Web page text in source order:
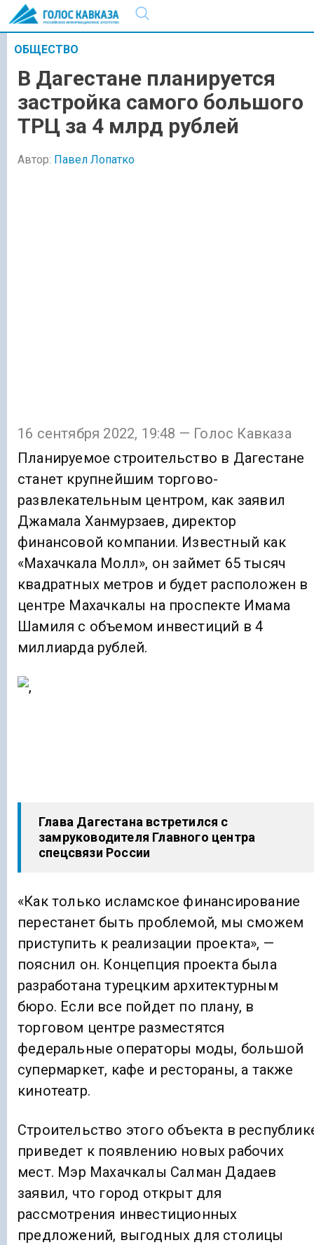
ОБЩЕСТВО
В Дагестане планируется
застройка самого большого
ТРЦ за 4 млрд рублей
Автор: Павел Лопатко
16 сентября 2022, 19:48 — Голос Кавказа
Планируемое строительство в Дагестане
станет крупнейшим торгово-
развлекательным центром, как заявил
Джамала Ханмурзаев, директор
финансовой компании. Известный как
«Махачкала Молл», он займет 65 тысяч
квадратных метров и будет расположен в
центре Махачкалы на проспекте Имама
Шамиля с объемом инвестиций в 4
миллиарда рублей.
Глава Дагестана встретился с
замруководителя Главного центра
спецсвязи России
«Как только исламское финансирование
перестанет быть проблемой, мы сможем
приступить к реализации проекта», —
пояснил он. Концепция проекта была
разработана турецким архитектурным
бюро. Если все пойдет по плану, в
торговом центре разместятся
федеральные операторы моды, большой
супермаркет, кафе и рестораны, а также
кинотеатр.
Строительство этого объекта в
приведет к появлению новых рабочих
мест. Мэр Махачкалы Салман Дадаев
заявил, что город открыт для
рассмотрения инвестиционных
предложений, выгодных для столицы